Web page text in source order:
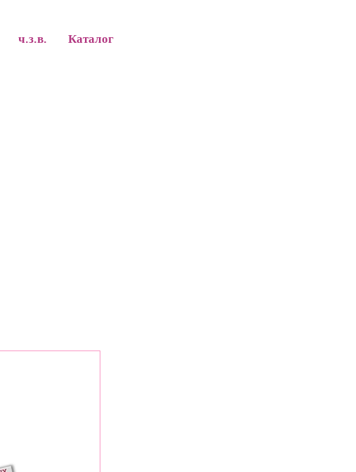
ч.з.в. Каталог